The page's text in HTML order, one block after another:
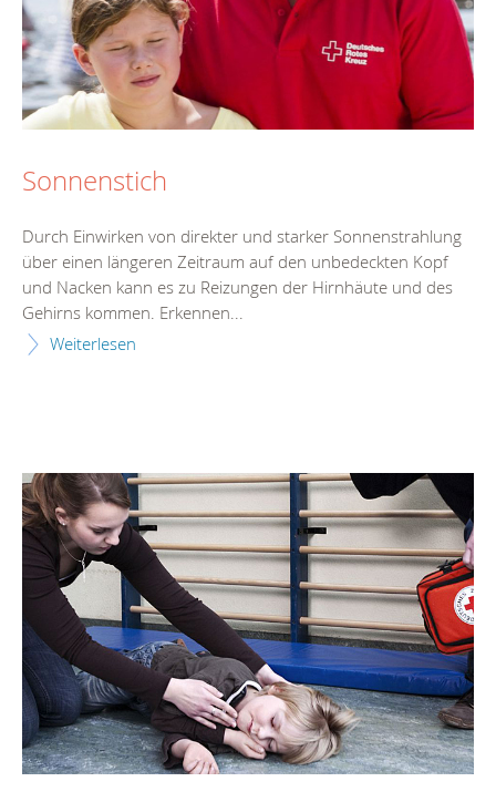
Sonnenstich
Durch Einwirken von direkter und starker Sonnenstrahlung
über einen längeren Zeitraum auf den unbedeckten Kopf
und Nacken kann es zu Reizungen der Hirnhäute und des
Gehirns kommen. Erkennen...
Weiterlesen